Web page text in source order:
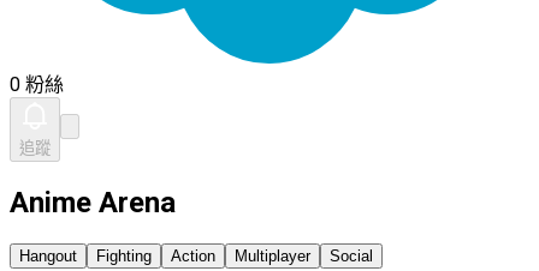
0 粉絲
追蹤
Anime Arena
Hangout Fighting Action Multiplayer Social